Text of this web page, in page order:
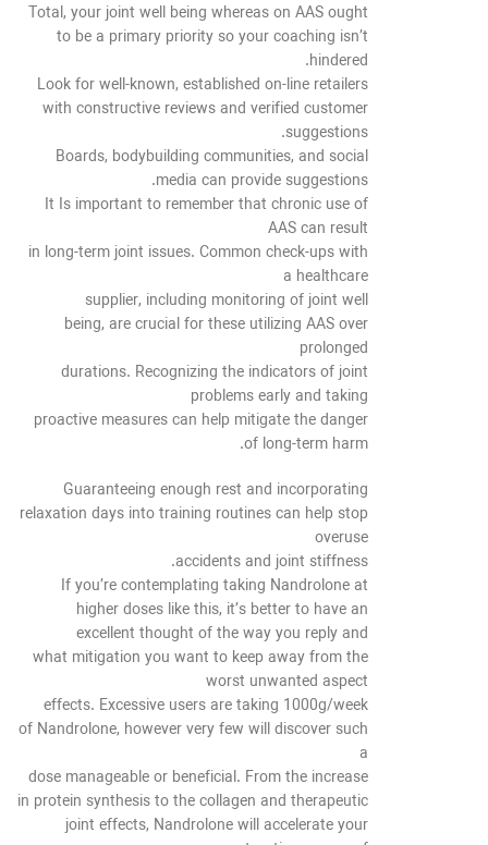
Total, your joint well being whereas on AAS ought
to be a primary priority so your coaching isn’t
hindered.
Look for well-known, established on-line retailers
with constructive reviews and verified customer
suggestions.
Boards, bodybuilding communities, and social
media can provide suggestions.
It Is important to remember that chronic use of
AAS can result
in long-term joint issues. Common check-ups with
a healthcare
supplier, including monitoring of joint well
being, are crucial for these utilizing AAS over
prolonged
durations. Recognizing the indicators of joint
problems early and taking
proactive measures can help mitigate the danger
of long-term harm.
Guaranteeing enough rest and incorporating
relaxation days into training routines can help stop
overuse
accidents and joint stiffness.
If you’re contemplating taking Nandrolone at
higher doses like this, it’s better to have an
excellent thought of the way you reply and
what mitigation you want to keep away from the
worst unwanted aspect
effects. Excessive users are taking 1000g/week
of Nandrolone, however very few will discover such
a
dose manageable or beneficial. From the increase
in protein synthesis to the collagen and therapeutic
joint effects, Nandrolone will accelerate your